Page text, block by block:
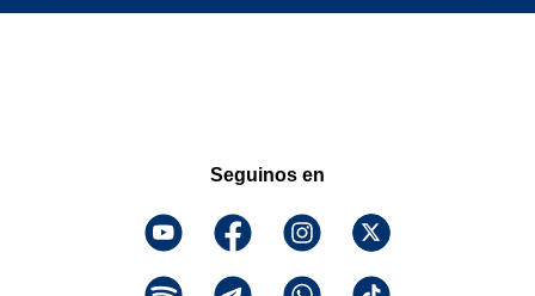
Seguinos en